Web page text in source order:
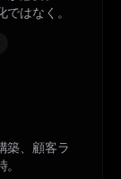
はなく。
築、顧客ラ